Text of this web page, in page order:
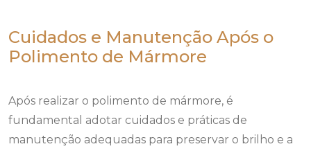
Cuidados e Manutenção Após o
Polimento de Mármore
Após realizar o polimento de mármore, é
fundamental adotar cuidados e práticas de
manutenção adequadas para preservar o brilho e a